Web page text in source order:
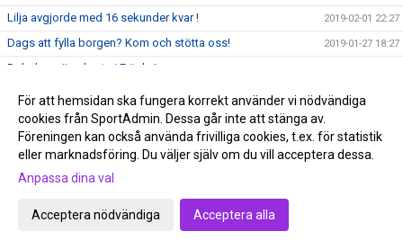
Lilja avgjorde med 16 sekunder kvar ! 2019-02-01 22:27
Dags att fylla borgen? Kom och stötta oss! 2019-01-27 18:27
Delade poäng borta i Fritsla !
Vinst igen, men det satt hårt åt 2019-01-18 22:18
Tobias Bergstrand 200 +
Nyheter våren 2019! 2019-01-15 10:33
Lycka till Emil Skillermo och distriktslaget i SM i helgen!
För att hemsidan ska fungera korrekt använder vi nödvändiga
cookies från SportAdmin. Dessa går inte att stänga av.
Föreningen kan också använda frivilliga cookies, t.ex. för statistik
eller marknadsföring. Du väljer själv om du vill acceptera dessa.
Anpassa dina val
Acceptera nödvändiga Acceptera alla